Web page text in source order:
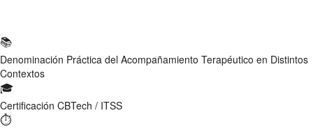
📚
Denominación Práctica del Acompañamiento Terapéutico en Distintos
Contextos
🎓
Certificación CBTech / ITSS
⏱